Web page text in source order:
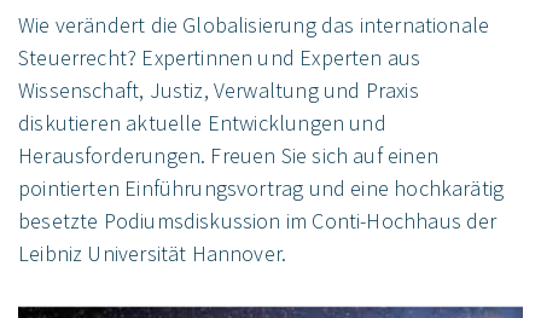
Wie verändert die Globalisierung das internationale
Steuerrecht? Expertinnen und Experten aus
Wissenschaft, Justiz, Verwaltung und Praxis
diskutieren aktuelle Entwicklungen und
Herausforderungen. Freuen Sie sich auf einen
pointierten Einführungsvortrag und eine hochkarätig
besetzte Podiumsdiskussion im Conti-Hochhaus der
Leibniz Universität Hannover.